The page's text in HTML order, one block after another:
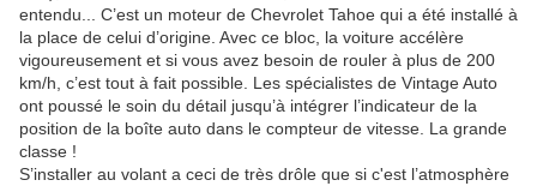
entendu... C’est un moteur de Chevrolet Tahoe qui a été installé à
la place de celui d’origine. Avec ce bloc, la voiture accélère
vigoureusement et si vous avez besoin de rouler à plus de 200
km/h, c’est tout à fait possible. Les spécialistes de Vintage Auto
ont poussé le soin du détail jusqu’à intégrer l’indicateur de la
position de la boîte auto dans le compteur de vitesse. La grande
classe !
S’installer au volant a ceci de très drôle que si c'est l’atmosphère